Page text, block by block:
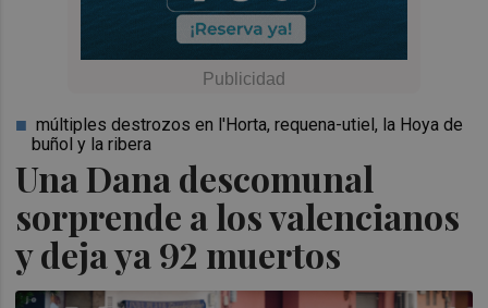
Una Dana descomunal
sorprende a los valencianos
y deja ya 92 muertos
múltiples destrozos en l'Horta, requena-utiel, la Hoya de
buñol y la ribera